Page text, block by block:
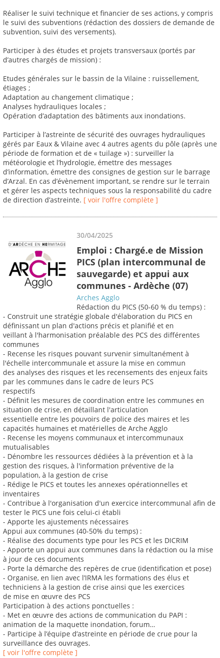
Réaliser le suivi technique et financier de ses actions, y compris
le suivi des subventions (rédaction des dossiers de demande de
subvention, suivi des versements).
Participer à des études et projets transversaux (portés par
d’autres chargés de mission) :
Etudes générales sur le bassin de la Vilaine : ruissellement,
étiages ;
Adaptation au changement climatique ;
Analyses hydrauliques locales ;
Opération d’adaptation des bâtiments aux inondations.
Participer à l’astreinte de sécurité des ouvrages hydrauliques
gérés par Eaux & Vilaine avec 4 autres agents du pôle (après une
période de formation et de « tuilage ») : surveiller la
météorologie et l’hydrologie, émettre des messages
d’information, émettre des consignes de gestion sur le barrage
d’Arzal. En cas d’évènement important, se rendre sur le terrain
et gérer les aspects techniques sous la responsabilité du cadre
de direction d’astreinte. [ voir l'offre complète ]
30/04/2025
Emploi : Chargé.e de Mission
PICS (plan intercommunal de
sauvegarde) et appui aux
communes - Ardèche (07)
Arches Agglo
Rédaction du PICS (50-60 % du temps) :
- Construit une stratégie globale d'élaboration du PICS en
définissant un plan d'actions précis et planifié et en
veillant à l'harmonisation préalable des PCS des différentes
communes
- Recense les risques pouvant survenir simultanément à
l'échelle intercommunale et assure la mise en commun
des analyses des risques et les recensements des enjeux faits
par les communes dans le cadre de leurs PCS
respectifs
- Définit les mesures de coordination entre les communes en
situation de crise, en détaillant l'articulation
essentielle entre les pouvoirs de police des maires et les
capacités humaines et matérielles de Arche Agglo
- Recense les moyens communaux et intercommunaux
mutualisables
- Dénombre les ressources dédiées à la prévention et à la
gestion des risques, à l'information préventive de la
population, à la gestion de crise
- Rédige le PICS et toutes les annexes opérationnelles et
inventaires
- Contribue à l'organisation d'un exercice intercommunal afin de
tester le PICS une fois celui-ci établi
- Apporte les ajustements nécessaires
Appui aux communes (40-50% du temps) :
- Réalise des documents type pour les PCS et les DICRIM
- Apporte un appui aux communes dans la rédaction ou la mise
à jour de ces documents
- Porte la démarche des repères de crue (identification et pose)
- Organise, en lien avec l’IRMA les formations des élus et
techniciens à la gestion de crise ainsi que les exercices
de mise en œuvre des PCS
Participation à des actions ponctuelles :
- Met en œuvre des actions de communication du PAPI :
animation de la maquette inondation, forum…
- Participe à l’équipe d’astreinte en période de crue pour la
surveillance des ouvrages.
[ voir l'offre complète ]